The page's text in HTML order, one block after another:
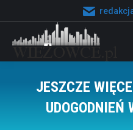
JESZCZE
UDOGODNIEŃ